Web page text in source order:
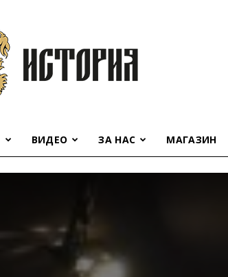
ВИДЕО ЗА НАС МАГАЗИН